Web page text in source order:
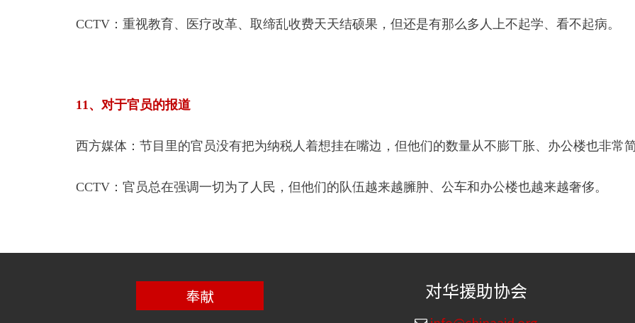
CCTV：重视教育、医疗改革、取缔乱收费天天结硕果，但还是有那么多人上不起学、看不起病。
11、对于官员的报道
西方媒体：节目里的官员没有把为纳税人着想挂在嘴边，但他们的数量从不膨丅胀、办公楼也非常简
CCTV：官员总在强调一切为了人民，但他们的队伍越来越臃肿、公车和办公楼也越来越奢侈。
奉献 对华援助协会